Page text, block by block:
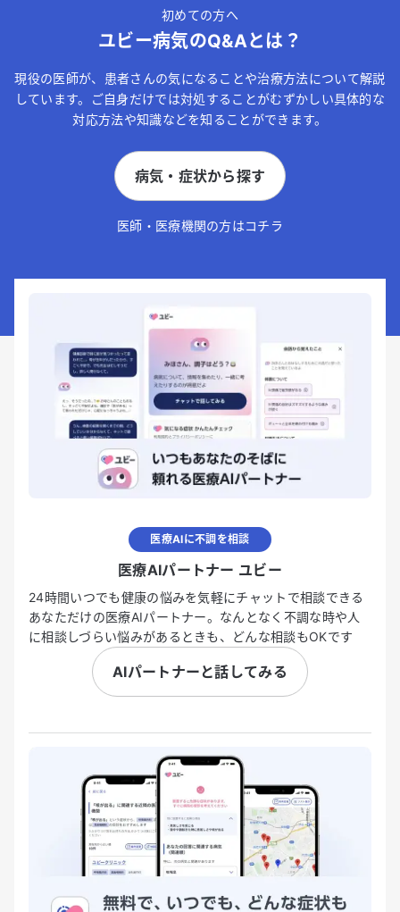
初めての方へ
ユビー病気のQ&Aとは？
現役の医師が、患者さんの気になることや治療方法について解説
しています。ご自身だけでは対処することがむずかしい具体的な
対応方法や知識などを知ることができます。
病気・症状から探す
医師・医療機関の方はコチラ
医療AIに不調を相談
医療AIパートナー ユビー
24時間いつでも健康の悩みを気軽にチャットで相談できる
あなただけの医療AIパートナー。なんとなく不調な時や人
に相談しづらい悩みがあるときも、どんな相談もOKです
AIパートナーと話してみる